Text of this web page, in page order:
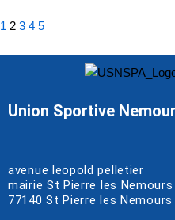
1 2 3 4 5
Union Sportive
avenue leopold pelletier
mairie St Pierre les Nemours
77140St Pierre les Nemours